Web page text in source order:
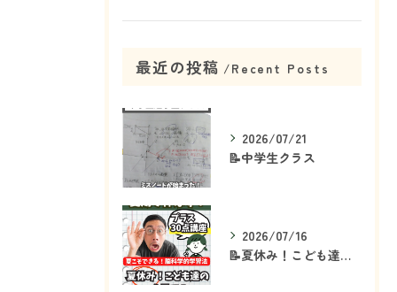
最近の投稿 Recent Posts
2026/07/21
📝中学生クラス
2026/07/16
📝夏休み！こども達の「ココ」を見て！👀